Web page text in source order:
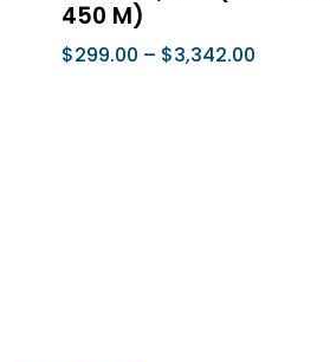
450 M)
$299.00 – $3,342.00